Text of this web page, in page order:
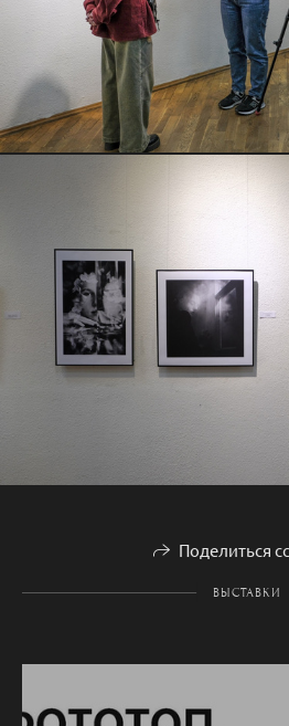
Поделиться
ВЫСТАВКИ